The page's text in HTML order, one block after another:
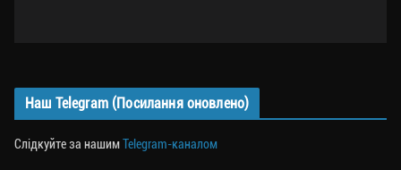
Наш Telegram (Посилання оновлено)
Слідкуйте за нашимTelegram-каналом